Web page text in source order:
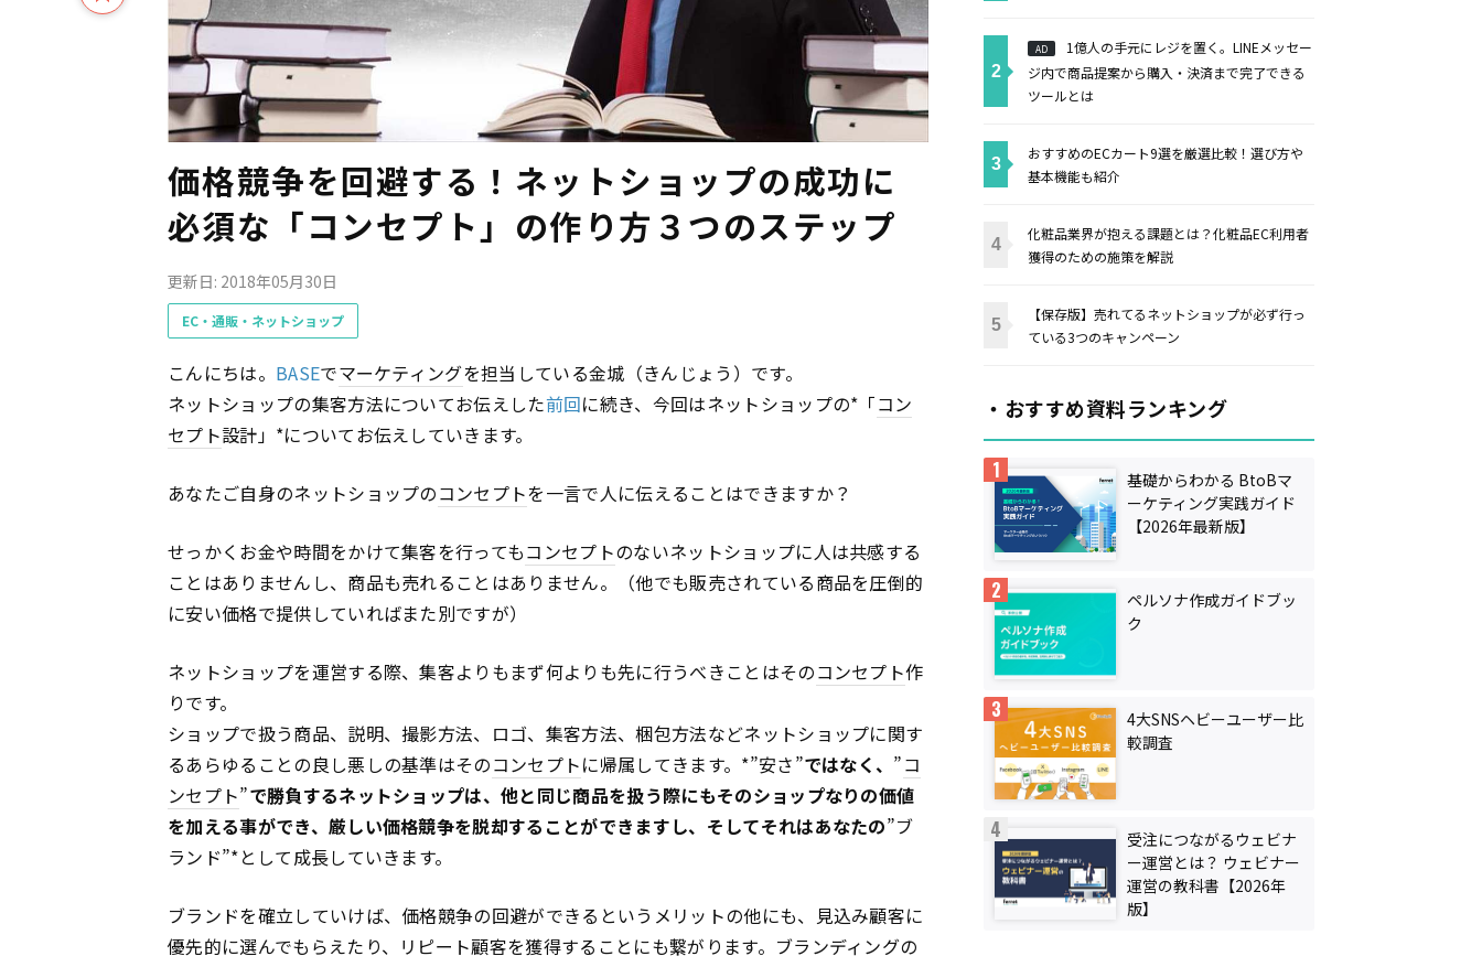
価格競争を回避する！ネットショップの成功に
必須な「コンセプト」の作り方３つのステップ
更新日: 2018年05月30日
EC・通販・ネットショップ
こんにちは。 BASEでマーケティングを担当している金城（きんじょう）です。
ネットショップの集客方法についてお伝えした前回に続き、今回はネットショップの*「コン
セプト設計」*についてお伝えしていきます。
あなたご自身のネットショップのコンセプトを一言で人に伝えることはできますか？
せっかくお金や時間をかけて集客を行ってもコンセプトのないネットショップに人は共感する
ことはありませんし、商品も売れることはありません。（他でも販売されている商品を圧倒的
に安い価格で提供していればまた別ですが）
ネットショップを運営する際、集客よりもまず何よりも先に行うべきことはそのコンセプト作
りです。
ショップで扱う商品、説明、撮影方法、ロゴ、集客方法、梱包方法などネットショップに関す
るあらゆることの良し悪しの基準はそのコンセプトに帰属してきます。*”安さ”ではなく、 ”コ
ンセプト”で勝負するネットショップは、他と同じ商品を扱う際にもそのショップなりの価値
を加える事ができ、厳しい価格競争を脱却することができますし、そしてそれはあなたの”ブ
ランド”*として成長していきます。
ブランドを確立していけば、価格競争の回避ができるというメリットの他にも、見込み顧客に
優先的に選んでもらえたり、リピート顧客を獲得することにも繋がります。ブランディングの
AD
1億人の手元にレジを置く。LINEメッセー
ジ内で商品提案から購入・決済まで完了できる
ツールとは
おすすめのECカート9選を厳選比較！選び方や
基本機能も紹介
化粧品業界が抱える課題とは？化粧品EC利用者
獲得のための施策を解説
【保存版】売れてるネットショップが必ず行っ
ている3つのキャンペーン
・おすすめ資料ランキング
基礎からわかる BtoBマ
ーケティング実践ガイド
【2026年最新版】
ペルソナ作成ガイドブッ
ク
4大SNSヘビーユーザー比
較調査
受注につながるウェビナ
ー運営とは？ ウェビナー
運営の教科書【2026年
版】